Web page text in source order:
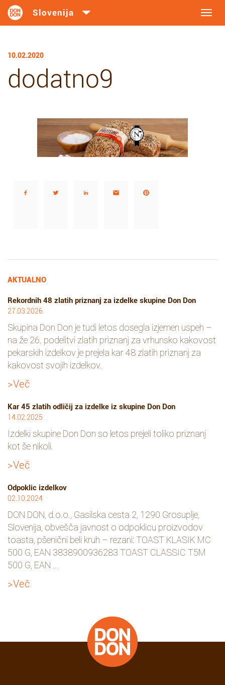
10.02.2020
dodatno9
AKTUALNO
Rekordnih 48 zlatih priznanj za izdelke skupine Don Don
27.03.2026
Skupina Don Don je tudi letos dosegla izjemen uspeh –
na že 26. podelitvi zlatih priznanj za vrhunsko kakovost
pekarskih izdelkov je prejela kar 48 zlatih priznanj za
kakovost svojih izdelkov.
>Več
Kar 45 zlatih odličij za izdelke iz skupine Don Don
14.02.2025
Izdelki skupine Don Don so letos prejeli toliko priznanj
kot še nikoli.
>Več
Odpoklic izdelkov
02.10.2024
DON DON, d.o.o., Gasilska cesta 2, 1290 Grosuplje,
Slovenija, obvešča javnost o odpoklicu proizvodov
toasta, pšenični beli kruh – rezani: TOAST KLASIK MC
500 G, EAN 3838900936283 TOAST CLASSIC T5M
500 G, EAN ...
>Več